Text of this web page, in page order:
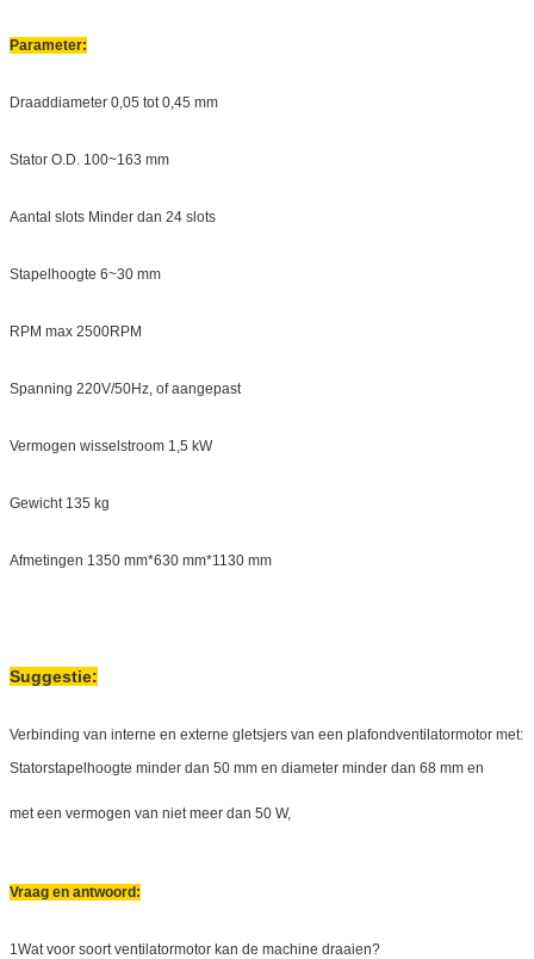
Parameter:
Draaddiameter 0,05 tot 0,45 mm
Stator O.D. 100~163 mm
Aantal slots Minder dan 24 slots
Stapelhoogte 6~30 mm
RPM max 2500RPM
Spanning 220V/50Hz, of aangepast
Vermogen wisselstroom 1,5 kW
Gewicht 135 kg
Afmetingen 1350 mm*630 mm*1130 mm
Suggestie:
Verbinding van interne en externe gletsjers van een plafondventilatormotor met:
Statorstapelhoogte minder dan 50 mm en diameter minder dan 68 mm en
met een vermogen van niet meer dan 50 W,
Vraag en antwoord:
1Wat voor soort ventilatormotor kan de machine draaien?